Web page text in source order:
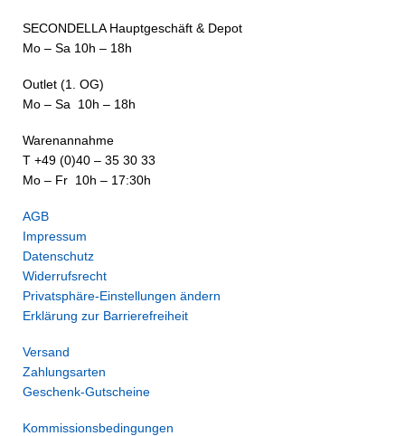
SECONDELLA Hauptgeschäft & Depot
Mo – Sa 10h – 18h
Outlet (1. OG)
Mo – Sa 10h – 18h
Warenannahme
T +49 (0)40 – 35 30 33
Mo – Fr 10h – 17:30h
AGB
Impressum
Datenschutz
Widerrufsrecht
Privatsphäre-Einstellungen ändern
Erklärung zur Barrierefreiheit
Versand
Zahlungsarten
Geschenk-Gutscheine
Kommissionsbedingungen